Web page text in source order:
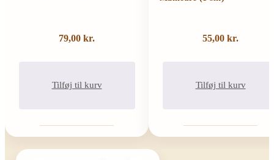
79,00 kr.
Tilføj til kurv
55,00 kr.
Tilføj til kurv